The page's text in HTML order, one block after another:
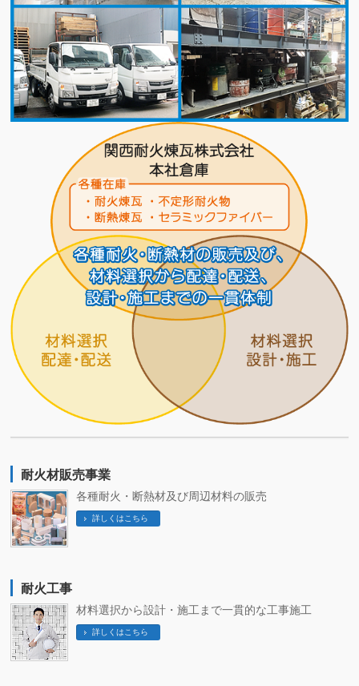
耐火材販売事業
各種耐火・断熱材及び周辺材料の販売
詳しくはこちら
耐火工事
材料選択から設計・施工まで一貫的な工事施工
詳しくはこちら